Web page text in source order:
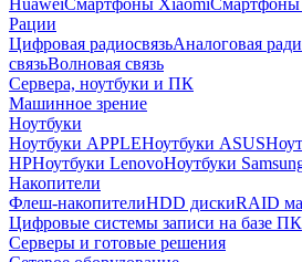
HuaweiСмартфоны XiaomiСмартфоны
Рации
Цифровая радиосвязьАналоговая
связьВолновая связь
Сервера, ноутбуки и ПК
Машинное зрение
Ноутбуки
Ноутбуки APPLEНоутбуки ASUS
HPНоутбуки LenovoНоутбуки
Накопители
Флеш-накопителиHDD дискиRAID
Цифровые системы записи на базе ПК
Серверы и готовые решения